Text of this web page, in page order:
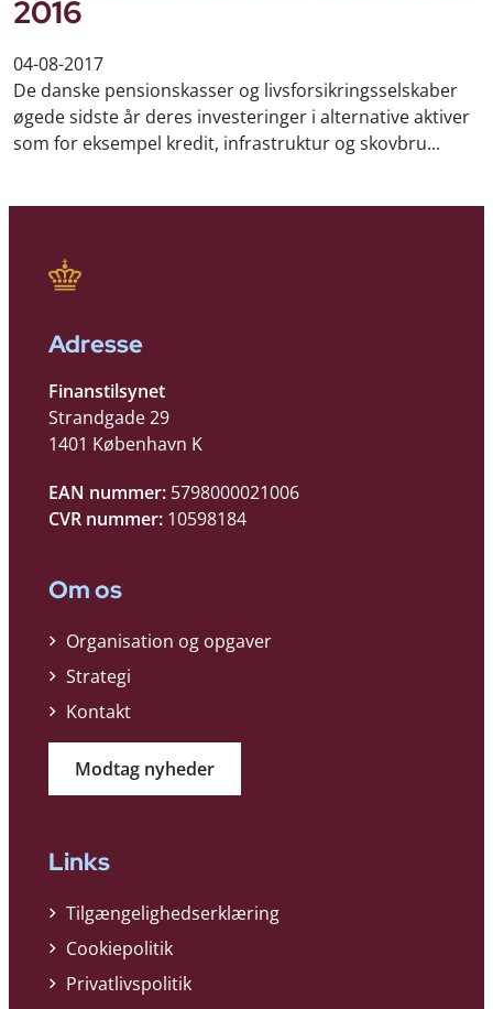
2016
04-08-2017
De danske pensionskasser og livsforsikringsselskaber
øgede sidste år deres investeringer i alternative aktiver
som for eksempel kredit, infrastruktur og skovbru...
Adresse
Finanstilsynet
Strandgade 29
1401 København K
EAN nummer: 5798000021006
CVR nummer: 10598184
Om os
Organisation og opgaver
Strategi
Kontakt
Modtag nyheder
Links
Tilgængelighedserklæring
Cookiepolitik
Privatlivspolitik